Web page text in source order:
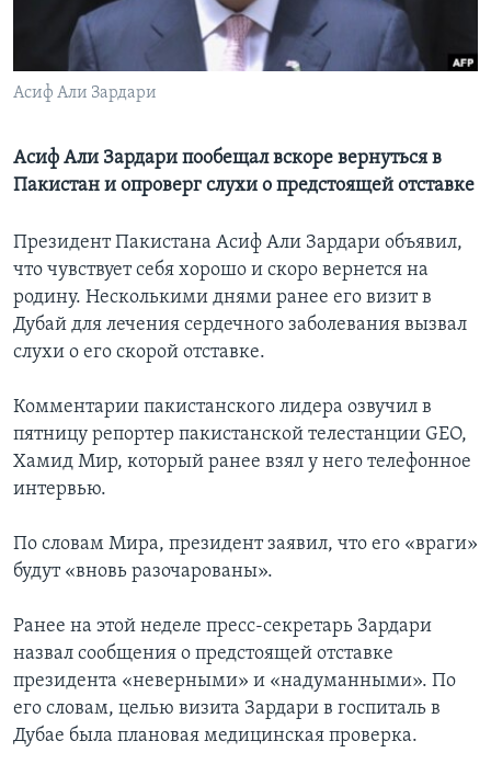
Learning English
СОЦИАЛЬНЫЕ СЕТИ
Асиф Али Зардари
Асиф Али Зардари пообещал вскоре вернуться в
Пакистан и опроверг слухи о предстоящей отставке
Президент Пакистана Асиф Али Зардари объявил,
что чувствует себя хорошо и скоро вернется на
родину. Несколькими днями ранее его визит в
Дубай для лечения сердечного заболевания вызвал
слухи о его скорой отставке.
Комментарии пакистанского лидера озвучил в
пятницу репортер пакистанской телестанции GEO,
Хамид Мир, который ранее взял у него телефонное
интервью.
По словам Мира, президент заявил, что его «враги»
будут «вновь разочарованы».
Ранее на этой неделе пресс-секретарь Зардари
назвал сообщения о предстоящей отставке
президента «неверными» и «надуманными». По
его словам, целью визита Зардари в госпиталь в
Дубае была плановая медицинская проверка.